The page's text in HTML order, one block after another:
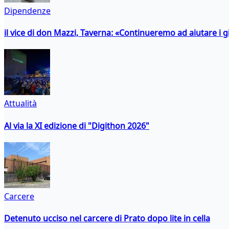
Dipendenze
il vice di don Mazzi, Taverna: «Continueremo ad aiutare i
Attualità
Al via la XI edizione di "Digithon 2026"
Carcere
Detenuto ucciso nel carcere di Prato dopo lite in cella